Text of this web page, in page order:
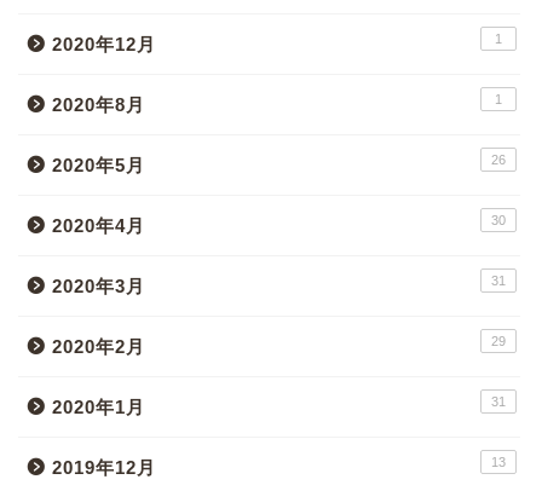
2020年12月 1
2020年8月 1
2020年5月 26
2020年4月 30
2020年3月 31
2020年2月 29
2020年1月 31
2019年12月 13